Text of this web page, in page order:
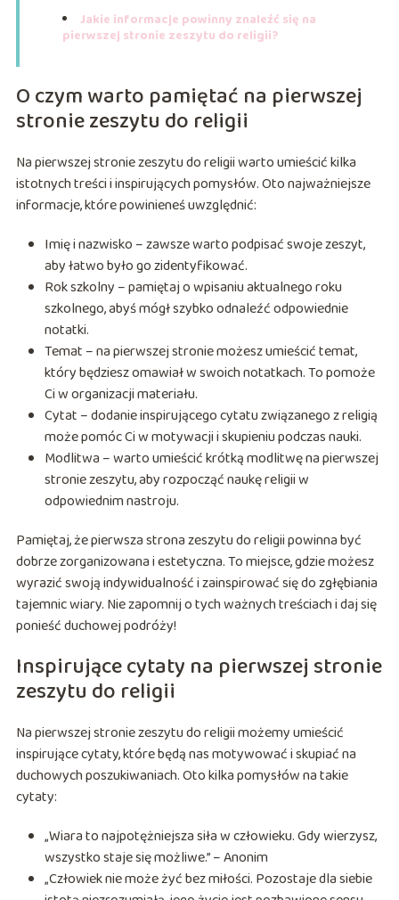
Jakie informacje powinny znaleźć się na
pierwszej stronie zeszytu do religii?
O czym warto pamiętać na pierwszej
stronie zeszytu do religii
Na pierwszej stronie zeszytu do religii warto umieścić kilka
istotnych treści i inspirujących pomysłów. Oto najważniejsze
informacje, które powinieneś uwzględnić:
Imię i nazwisko – zawsze warto podpisać swoje zeszyt,
aby łatwo było go zidentyfikować.
Rok szkolny – pamiętaj o wpisaniu aktualnego roku
szkolnego, abyś mógł szybko odnaleźć odpowiednie
notatki.
Temat – na pierwszej stronie możesz umieścić temat,
który będziesz omawiał w swoich notatkach. To pomoże
Ci w organizacji materiału.
Cytat – dodanie inspirującego cytatu związanego z religią
może pomóc Ci w motywacji i skupieniu podczas nauki.
Modlitwa – warto umieścić krótką modlitwę na pierwszej
stronie zeszytu, aby rozpocząć naukę religii w
odpowiednim nastroju.
Pamiętaj, że pierwsza strona zeszytu do religii powinna być
dobrze zorganizowana i estetyczna. To miejsce, gdzie możesz
wyrazić swoją indywidualność i zainspirować się do zgłębiania
tajemnic wiary. Nie zapomnij o tych ważnych treściach i daj się
ponieść duchowej podróży!
Inspirujące cytaty na pierwszej stronie
zeszytu do religii
Na pierwszej stronie zeszytu do religii możemy umieścić
inspirujące cytaty, które będą nas motywować i skupiać na
duchowych poszukiwaniach. Oto kilka pomysłów na takie
cytaty:
„Wiara to najpotężniejsza siła w człowieku. Gdy wierzysz,
wszystko staje się możliwe.” – Anonim
„Człowiek nie może żyć bez miłości. Pozostaje dla siebie